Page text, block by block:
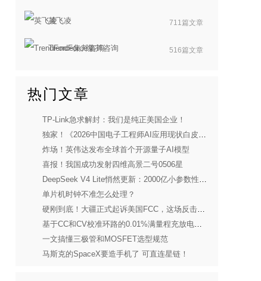
英飞凌 711篇文章
TrendForce集邦咨询 516篇文章
热门文章
TP-Link急求解封：我们是纯正美国企业！
独家！《2026中国电子工程师AI应用现状白皮书》重磅发布
炸场！英伟达发布全球首个开源量子AI模型
喜报！我国成功发射四维高景二号0506星
DeepSeek V4 Lite悄然更新：2000亿小参数性能逼近美国顶流
单片机时钟不准怎么处理？
硬刚到底！大疆正式起诉美国FCC，这场反击太解气
基于CC和CV校准环路的0.01%满量程充放电电流控制精度实现
一文搞懂三极管和MOSFET选型规范
马斯克的SpaceX要造手机了 可直连星链！